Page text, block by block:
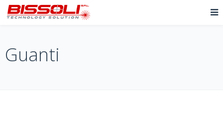
Guanti